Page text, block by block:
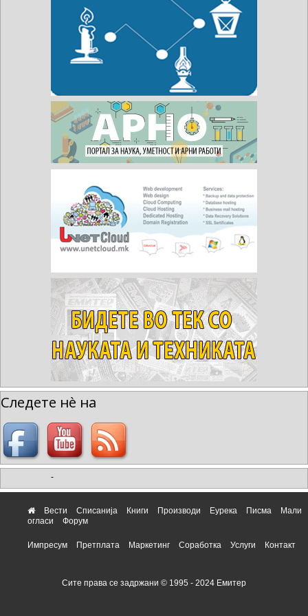
Следете нè на
-
Вести Списанија Книги Производи Еурека Писма
Мали
огласи
Форум
Импресум Претплата Маркетинг Соработка Услуги Контакт
Сите права се задржани © 1995 - 2024 Емитер